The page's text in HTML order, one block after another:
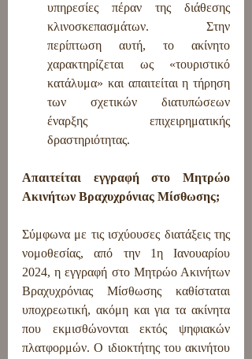
υπηρεσίες πέραν της διάθεσης
κλινοσκεπασμάτων. Στην
περίπτωση αυτή, το ακίνητο
χαρακτηρίζεται ως «τουριστικό
κατάλυμα» και απαιτείται η τήρηση
των σχετικών διατυπώσεων
έναρξης επιχειρηματικής
δραστηριότητας.
Απαιτείται εγγραφή στο Μητρώο
Ακινήτων Βραχυχρόνιας Μίσθωσης;
Σύμφωνα με τις ισχύουσες διατάξεις της
νομοθεσίας, από την 1η Ιανουαρίου
2024, η εγγραφή στο Μητρώο Ακινήτων
Βραχυχρόνιας Μίσθωσης καθίσταται
υποχρεωτική, ακόμη και για τα ακίνητα
που εκμισθώνονται εκτός ψηφιακών
πλατφορμών. Ο ιδιοκτήτης του ακινήτου